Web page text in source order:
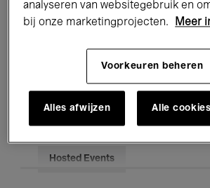
Jazz Klassieke Muziek
Voor iedereen Kids’ Palace
Onderwijs Rondleidingen
Hosted Events
analyseren van websitegebruik en
bij onze marketingprojecten.
Meer
Voorkeuren beheren
Alles afwijzen Alle